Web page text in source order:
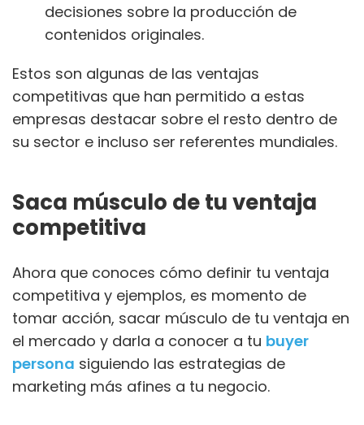
decisiones sobre la producción de
contenidos originales.
Estos son algunas de las ventajas
competitivas que han permitido a estas
empresas destacar sobre el resto dentro de
su sector e incluso ser referentes mundiales.
Saca músculo de tu ventaja
competitiva
Ahora que conoces cómo definir tu ventaja
competitiva y ejemplos, es momento de
tomar acción, sacar músculo de tu ventaja en
el mercado y darla a conocer a tu buyer
persona siguiendo las estrategias de
marketing más afines a tu negocio.